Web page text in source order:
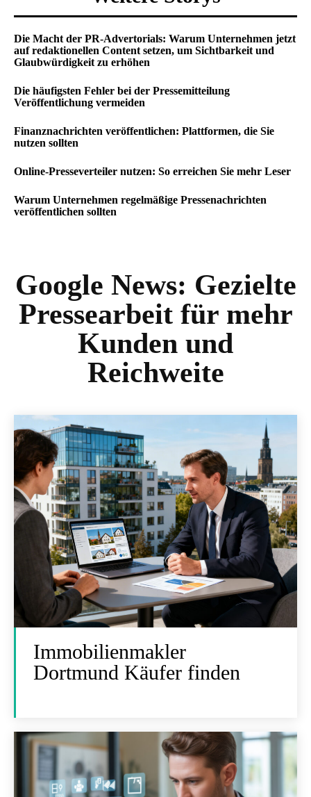
Die Macht der PR-Advertorials: Warum Unternehmen jetzt
auf redaktionellen Content setzen, um Sichtbarkeit und
Glaubwürdigkeit zu erhöhen
Die häufigsten Fehler bei der Pressemitteilung
Veröffentlichung vermeiden
Finanznachrichten veröffentlichen: Plattformen, die Sie
nutzen sollten
Online-Presseverteiler nutzen: So erreichen Sie mehr Leser
Warum Unternehmen regelmäßige Pressenachrichten
veröffentlichen sollten
Google News: Gezielte
Pressearbeit für mehr
Kunden und
Reichweite
Immobilienmakler
Dortmund Käufer finden